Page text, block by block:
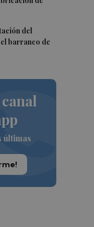
del
barranco de
últimas